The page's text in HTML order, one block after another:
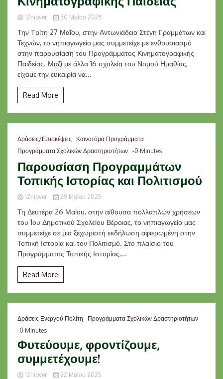
12nipver 30 Μαΐου 2025
Την Τρίτη 27 Μαΐου, στην Αντωνιάδειο Στέγη Γραμμάτων και
Τεχνών, το νηπιαγωγείο μας συμμετείχε με ενθουσιασμό
στην παρουσίαση του Προγράμματος Κινηματογραφικής
Παιδείας. Μαζί με άλλα 16 σχολεία του Νομού Ημαθίας,
είχαμε την ευκαιρία να...
Read More
Δράσεις/Επισκέψεις
Καινοτόμα Προγράμματα
Προγράμματα Σχολικών Δραστηριοτήτων -0 Minutes
Παρουσίαση Προγραμμάτων
Τοπικής Ιστορίας και Πολιτισμού
12nipver 29 Μαΐου 2025
Τη Δευτέρα 26 Μαΐου, στην αίθουσα πολλαπλών χρήσεων
του 1ου Δημοτικού Σχολείου Βέροιας, το νηπιαγωγείο μας
συμμετείχε σε μια ξεχωριστή εκδήλωση αφιερωμένη στην
Τοπική Ιστορία και τον Πολιτισμό. Στο πλαίσιο του
Προγράμματος Τοπικής Ιστορίας,...
Read More
Δράσεις Ενεργού Πολίτη
Προγράμματα Σχολικών Δραστηριοτήτων
-0 Minutes
Φυτεύουμε, φροντίζουμε,
συμμετέχουμε!
12nipver 22 Μαΐου 2025